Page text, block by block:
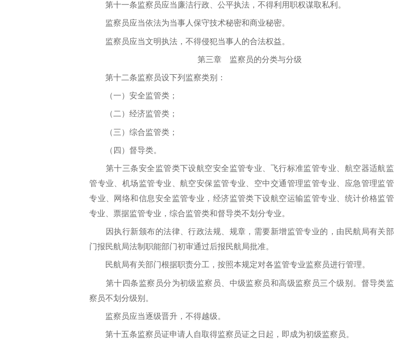
第十一条监察员应当廉洁行政、公平执法，不得利用职权谋取私利。
监察员应当依法为当事人保守技术秘密和商业秘密。
监察员应当文明执法，不得侵犯当事人的合法权益。
第三章 监察员的分类与分级
第十二条监察员设下列监察类别：
（一）安全监管类；
（二）经济监管类；
（三）综合监管类；
（四）督导类。
第十三条安全监管类下设航空安全监管专业、飞行标准监管专业、航空器适航监
管专业、机场监管专业、航空安保监管专业、空中交通管理监管专业、应急管理监管
专业、网络和信息安全监管专业，经济监管类下设航空运输监管专业、统计价格监管
专业、票据监管专业，综合监管类和督导类不划分专业。
因执行新颁布的法律、行政法规、规章，需要新增监管专业的，由民航局有关部
门报民航局法制职能部门初审通过后报民航局批准。
民航局有关部门根据职责分工，按照本规定对各监管专业监察员进行管理。
第十四条监察员分为初级监察员、中级监察员和高级监察员三个级别。督导类监
察员不划分级别。
监察员应当逐级晋升，不得越级。
第十五条监察员证申请人自取得监察员证之日起，即成为初级监察员。